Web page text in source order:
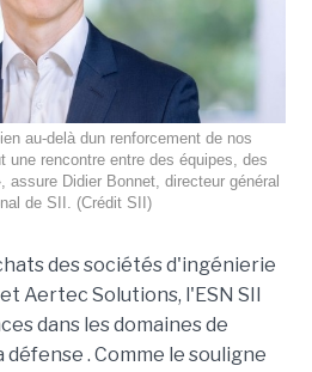
au-delà dun renforcement de nos
une rencontre entre des équipes, des
Didier Bonnet, directeur général
de SII. (Crédit SII)
des sociétés d'ingénierie
Aertec Solutions, l'ESN SII
dans les domaines de
défense . Comme le souligne